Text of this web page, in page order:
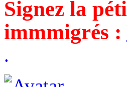
Signez la
immmigrés :
.